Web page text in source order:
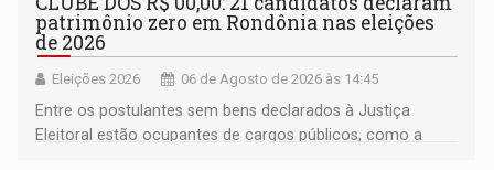
patrimônio zero em Rondônia nas eleições
de 2026
Eleições 2026 06 de Agosto de 2026 às 14:45
Entre os postulantes sem bens declarados à Justiça
Eleitoral estão ocupantes de cargos públicos, como a